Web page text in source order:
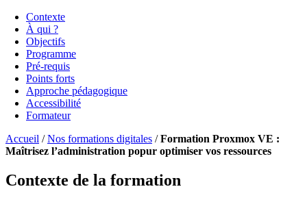
Contexte
À qui ?
Objectifs
Programme
Pré-requis
Points forts
Approche pédagogique
Accessibilité
Formateur
Accueil /Nos formations digitales /Formation Proxmox VE :
Maîtrisez l’administration popur optimiser vos ressources
Contexte de la formation